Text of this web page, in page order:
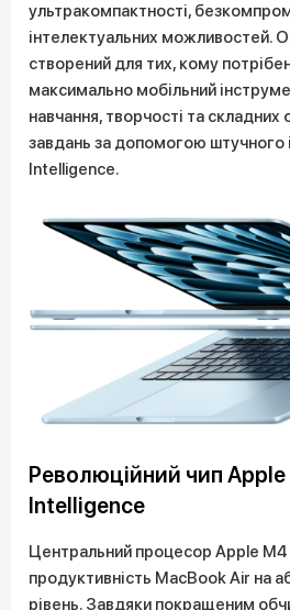
ультракомпактності,
інтелектуальних можливостей.
створений для тих, кому
максимально мобільний
навчання, творчості та
завдань за допомогою штучного
Intelligence.
Революційний чип
Intelligence
Центральний процесор Apple M4
продуктивність MacBook Air на
рівень. Завдяки покращеним